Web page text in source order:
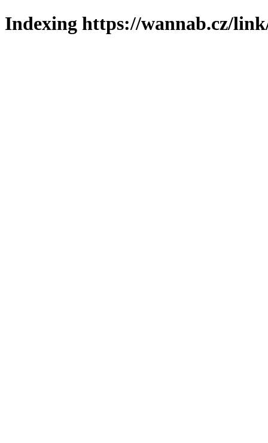
Indexing https://wannab.cz/